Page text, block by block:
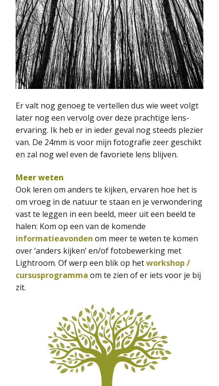
Er valt nog genoeg te vertellen dus wie weet volgt
later nog een vervolg over deze prachtige lens-
ervaring. Ik heb er in ieder geval nog steeds plezier
van. De 24mm is voor mijn fotografie zeer geschikt
en zal nog wel even de favoriete lens blijven.
Meer weten
Ook leren om anders te kijken, ervaren hoe het is
om vroeg in de natuur te staan en je verwondering
vast te leggen in een beeld, meer uit een beeld te
halen: Kom op een van de komende
informatieavonden om meer te weten te komen
over ‘anders kijken’ en/of fotobewerking met
Lightroom. Of werp een blik op hetworkshop /
cursusprogramma om te zien of er iets voor je bij
zit.